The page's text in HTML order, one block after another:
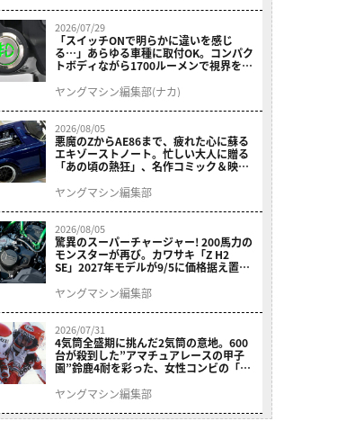
2026/07/29
「スイッチONで明らかに違いを感じ
る…」あらゆる車種に取付OK。コンパク
トボディながら1700ルーメンで視界を確
ニット プレシャスレイ スモール］
ヤングマシン編集部(ナカ)
2026/08/05
悪魔のZからAE86まで、疲れた心に蘇る
エキゾーストノート。忙しい大人に贈る
「あの頃の熱狂」、名作コミック＆映画
結！
ヤングマシン編集部
2026/08/05
驚異のスーパーチャージャー! 200馬力の
モンスターが再び。カワサキ「Z H2
SE」2027年モデルが9/5に価格据え置き
ヤングマシン編集部
2026/07/31
4気筒全盛期に挑んだ2気筒の意地。600
台が殺到した”アマチュアレースの甲子
園”鈴鹿4耐を彩った、女性コンビの「ス
ヤングマシン編集部